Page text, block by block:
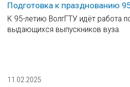
Подготовка к празднованию
К 95-летию ВолгГТУ идёт работа
выдающихся выпускников вуза.
11.02.2025